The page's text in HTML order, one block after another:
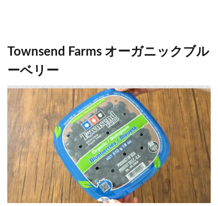
Townsend Farms オーガニックブル
ーベリー